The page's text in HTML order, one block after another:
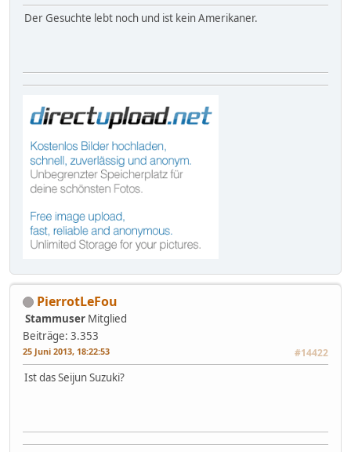
Der Gesuchte lebt noch und ist kein Amerikaner.
PierrotLeFou
Stammuser Mitglied
Beiträge: 3.353
25 Juni 2013, 18:22:53 #14422
Ist das Seijun Suzuki?